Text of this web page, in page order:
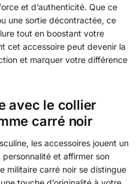
et d’authenticité. Que ce
une sortie décontractée, ce
tout en boostant votre
cet accessoire peut devenir la
et marquer votre différence
avec le collier
carré noir
les accessoires jouent un
et affirmer son
militaire carré noir se distingue